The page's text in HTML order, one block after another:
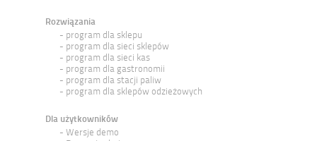
Rozwiązania
program dla sklepu
program dla sieci sklepów
program dla sieci kas
program dla gastronomii
program dla stacji paliw
program dla sklepów odzieżowych
Dla użytkowników
Wersje demo